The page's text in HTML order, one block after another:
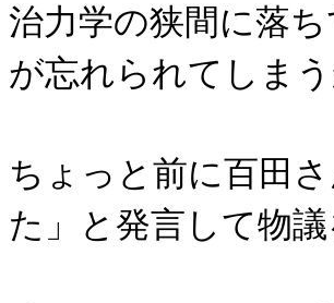
治力学の狭間に落
が忘れられてしま
ちょっと前に百田
た」と発言して物